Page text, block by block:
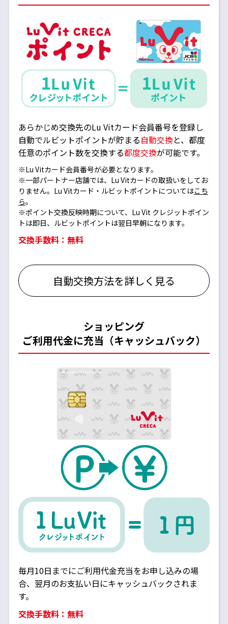
あらかじめ交換先のLu Vitカード会員番号を登録し
自動でルビットポイントが貯まる自動交換と、都度
任意のポイント数を交換する都度交換が可能です。
※Lu Vitカード会員番号が必要となります。
※一部パートナー店舗では、Lu Vitカードの取扱いをしてお
りません。Lu Vitカード・ルビットポイントについてはこち
ら。
※ポイント交換反映時期について、Lu Vit クレジットポイン
トは即日、ルビットポイントは翌日早朝になります。
交換手数料：無料
自動交換方法を詳しく見る
ショッピング
ご利用代金に充当（キャッシュバック）
毎月10日までにご利用代金充当をお申し込みの場
合、翌月のお支払い日にキャッシュバックされま
す。
交換手数料：無料